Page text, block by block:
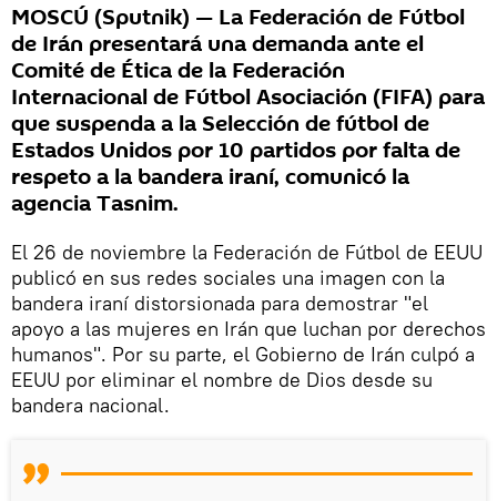
MOSCÚ (Sputnik) — La Federación de Fútbol
de Irán presentará una demanda ante el
Comité de Ética de la Federación
Internacional de Fútbol Asociación (FIFA) para
que suspenda a la Selección de fútbol de
Estados Unidos por 10 partidos por falta de
respeto a la bandera iraní, comunicó la
agencia Tasnim.
El 26 de noviembre la Federación de Fútbol de EEUU
publicó en sus redes sociales una imagen con la
bandera iraní distorsionada para demostrar "el
apoyo a las mujeres en Irán que luchan por derechos
humanos". Por su parte, el Gobierno de Irán culpó a
EEUU por eliminar el nombre de Dios desde su
bandera nacional.